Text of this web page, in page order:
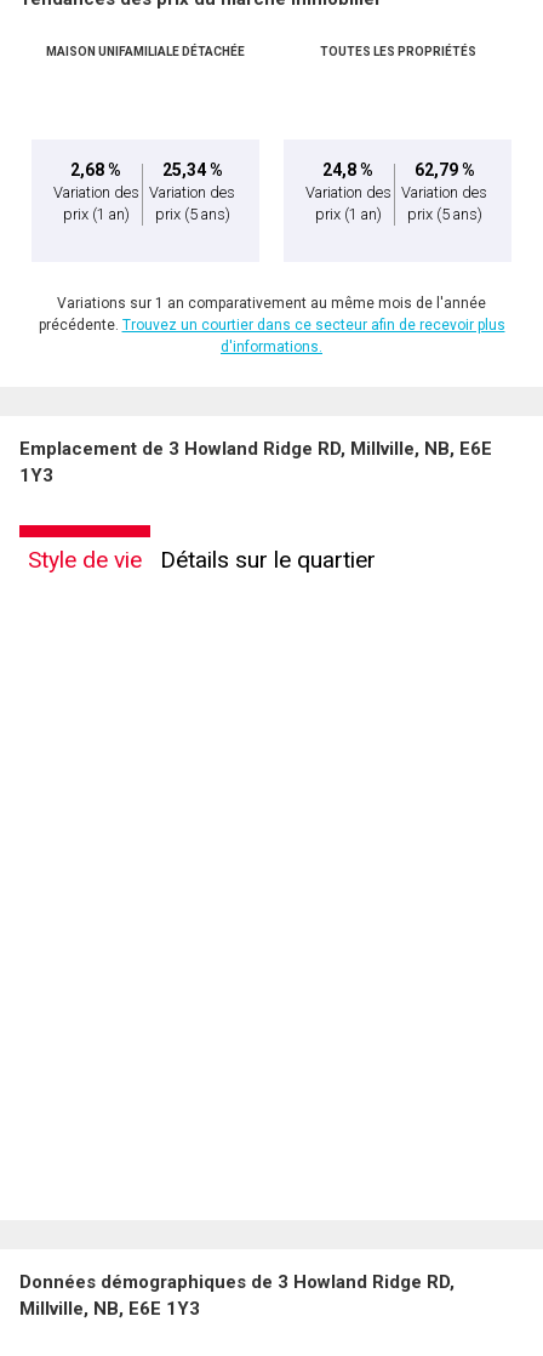
MAISON UNIFAMILIALE DÉTACHÉE
2,68 %
Variation des
prix (1 an)
25,34 %
Variation des
prix (5 ans)
TOUTES LES PROPRIÉTÉS
24,8 %
Variation des
prix (1 an)
62,79 %
Variation des
prix (5 ans)
Variations sur 1 an comparativement au même mois de l'année
précédente. Trouvez un courtier dans ce secteur afin de recevoir plus
d'informations.
Emplacement de 3 Howland Ridge RD, Millville, NB, E6E
1Y3
Style de vie Détails sur le quartier
Données démographiques de 3 Howland Ridge RD,
Millville, NB, E6E 1Y3